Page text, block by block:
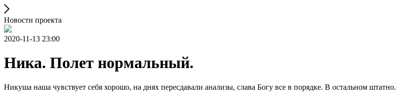
Новости проекта
2020-11-13 23:00
Ника. Полет нормальный.
Никуша наша чувствует себя хорошо, на днях пересдавали анализы, слава Богу все в порядке. В остальном штатно.